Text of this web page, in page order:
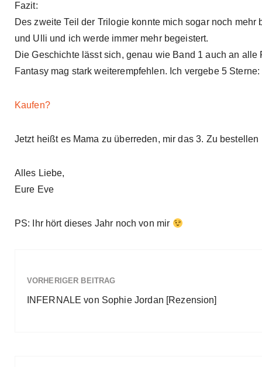
Fazit:
Des zweite Teil der Trilogie konnte mich sogar noch
und Ulli und ich werde immer mehr begeistert.
Die Geschichte lässt sich, genau wie Band 1 auch an
Fantasy mag stark weiterempfehlen. Ich vergebe 5 Sterne:
Kaufen?
Jetzt heißt es Mama zu überreden, mir das 3. Zu bestellen
Alles Liebe,
Eure Eve
PS: Ihr hört dieses Jahr noch von mir
VORHERIGER BEITRAG
INFERNALE von Sophie Jordan [Rezension]